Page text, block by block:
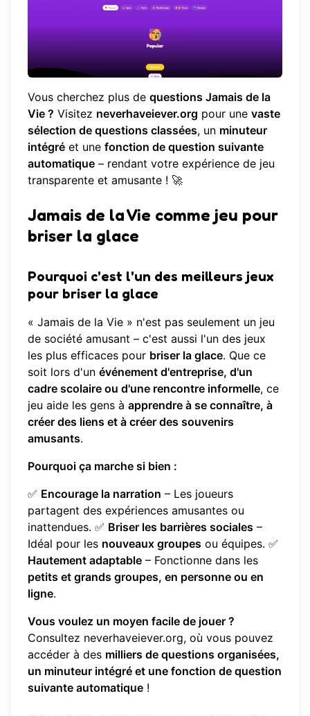
Vous cherchez plus de questions Jamais de la
Vie ? Visitez neverhaveiever.org pour une vaste
sélection de questions classées, un minuteur
intégré et une fonction de question suivante
automatique – rendant votre expérience de jeu
transparente et amusante ! 🚀
Jamais de la Vie comme jeu pour
briser la glace
Pourquoi c'est l'un des meilleurs jeux
pour briser la glace
« Jamais de la Vie » n'est pas seulement un jeu
de société amusant – c'est aussi l'un des jeux
les plus efficaces pour briser la glace. Que ce
soit lors d'un événement d'entreprise, d'un
cadre scolaire ou d'une rencontre informelle, ce
jeu aide les gens à apprendre à se connaître, à
créer des liens et à créer des souvenirs
amusants.
Pourquoi ça marche si bien :
✅ Encourage la narration – Les joueurs
partagent des expériences amusantes ou
inattendues. ✅ Briser les barrières sociales –
Idéal pour les nouveaux groupes ou équipes. ✅
Hautement adaptable – Fonctionne dans les
petits et grands groupes, en personne ou en
ligne.
Vous voulez un moyen facile de jouer ?
Consultez neverhaveiever.org, où vous pouvez
accéder à des milliers de questions organisées,
un minuteur intégré et une fonction de question
suivante automatique !